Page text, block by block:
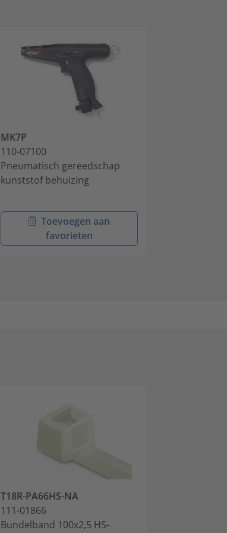
MK7P
110-07100
Pneumatisch gereedschap
kunststof behuizing
Toevoegen aan
favorieten
T18R-PA66HS-NA
111-01866
Bundelband 100x2,5 HS-